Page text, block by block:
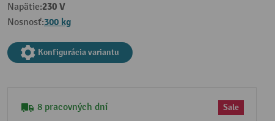
Napätie:230 V
Nosnosť:300 kg
Konfigurácia variantu
8 pracovných dní Sale